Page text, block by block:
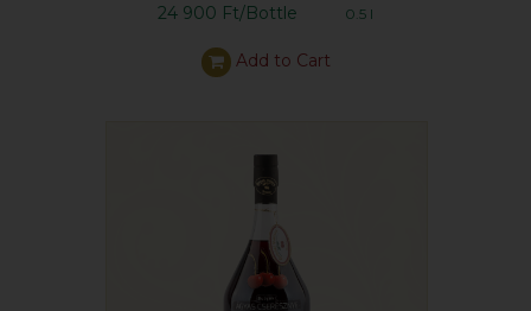
24 900 Ft/Bottle 0.5 l
Add to Cart